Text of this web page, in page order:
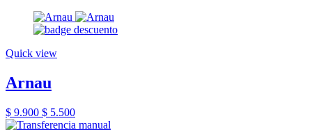
Quick view
Arnau
$ 9.900 $ 5.500